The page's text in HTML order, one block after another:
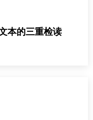
本的三重检读